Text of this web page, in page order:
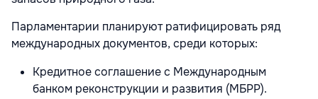
Парламентарии планируют ратифицировать ряд
международных документов, среди которых:
Кредитное соглашение с Международным
банком реконструкции и развития (МБРР).